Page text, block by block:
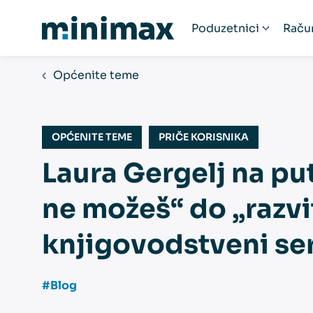
Poduzetnici
Paušalni obrtnici
Obrtnici
Udruge
Popis
Općenite teme
OPĆENITE TEME PRIČE KORISNIKA
Laura Gergelj na
ne možeš“ do
knjigovodstveni
#Blog